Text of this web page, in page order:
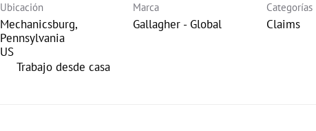
Ubicación
Mechanicsburg,
Pennsylvania
inicio
Trabajo desde casa
Marca
Gallagher - Global
Categorías
Claims